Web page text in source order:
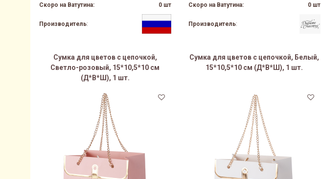
Скоро на Ватутина:
0 шт
Производитель:
Скоро на Ватутина:
0 шт
Производитель:
Сумка для цветов с цепочкой,
Светло-розовый, 15*10,5*10 см
(Д*В*Ш), 1 шт.
Сумка для цветов с цепочкой, Белый,
15*10,5*10 см (Д*В*Ш), 1 шт.